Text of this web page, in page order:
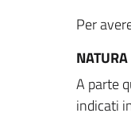
Per
A parte
indicati